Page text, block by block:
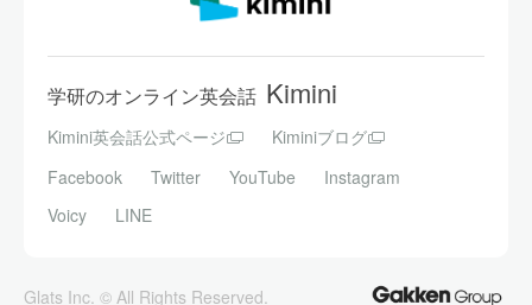
学研のオンライン英会話 Kimini
Kimini英会話公式ページ
Kiminiブログ
Facebook
Twitter YouTube
Instagram
Voicy
LINE
Glats Inc. © All Rights Reserved.